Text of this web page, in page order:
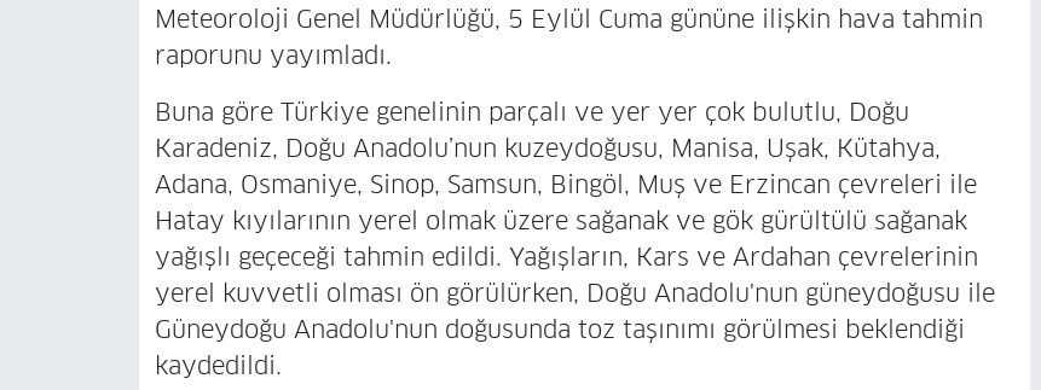
Meteoroloji Genel Müdürlüğü, 5 Eylül Cuma gününe ilişkin hava tahmin
raporunu yayımladı.
Buna göre Türkiye genelinin parçalı ve yer yer çok bulutlu, Doğu
Karadeniz, Doğu Anadolu’nun kuzeydoğusu, Manisa, Uşak, Kütahya,
Adana, Osmaniye, Sinop, Samsun, Bingöl, Muş ve Erzincan çevreleri ile
Hatay kıyılarının yerel olmak üzere sağanak ve gök gürültülü sağanak
yağışlı geçeceği tahmin edildi. Yağışların, Kars ve Ardahan çevrelerinin
yerel kuvvetli olması ön görülürken, Doğu Anadolu'nun güneydoğusu ile
Güneydoğu Anadolu'nun doğusunda toz taşınımı görülmesi beklendiği
kaydedildi.